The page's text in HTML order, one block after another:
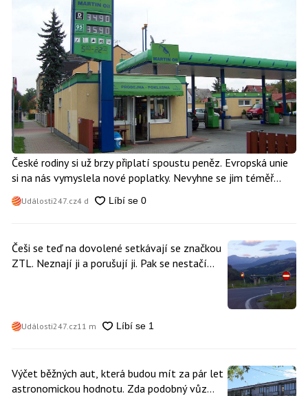
České rodiny si už brzy připlatí spoustu peněz. Evropská unie
si na nás vymyslela nové poplatky. Nevyhne se jim téměř
Události247.cz4 d
Češi se teď na dovolené setkávají se značkou
ZTL. Neznají ji a porušují ji. Pak se nestačí
Události247.cz11 m
Výčet běžných aut, která budou mít za pár let
astronomickou hodnotu. Zda podobný vůz